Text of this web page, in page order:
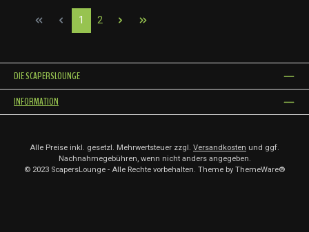
Seite
1 Seite
2
DIE SCAPERSLOUNGE
INFORMATION
Alle Preise inkl. gesetzl. Mehrwertsteuer zzgl. Versandkosten und ggf.
Nachnahmegebühren, wenn nicht anders angegeben.
© 2023 ScapersLounge - Alle Rechte vorbehalten. Theme by ThemeWare®